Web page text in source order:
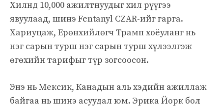
Хилнд 10,000 ажилтнуудыг хил рүүгээ
явуулаад, шинэ Fentanyl CZAR-ийг гарга.
Хариуцаж, Ерөнхийлөгч Трамп хоёуланг нь
нэг сарын турш нэг сарын турш хүлээлгэж
өгөхийн тарифыг түр зогсоосон.
Энэ нь Мексик, Канадын аль хэдийн ажиллаж
байгаа нь шинэ асуудал юм. Эрика Йорк бол